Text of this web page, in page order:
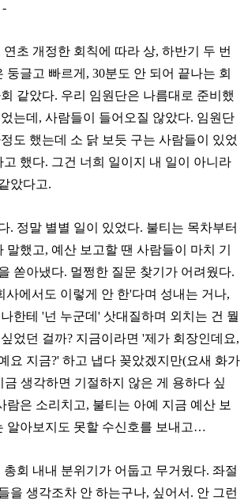
-
초 개정한 회칙에 따라 상, 하반기 두 번
글고 빠르게, 30분도 안 되어 끝나는 회
같았다. 우리 임원단은 나름대로 준비했
는데, 사람들이 들어오질 않았다. 임원단
도 했는데 소 닭 보듯 구는 사람들이 있었
했다. 그건 너희 일이지 내 일이 아니라
았다고.
. 정말 별별 일이 있었다. 불티는 목차부터
했고, 예산 보고할 땐 사람들이 마치 기
쏟아냈다. 멀쩡한 질문 찾기가 어려웠다.
에서도 이렇게 안 한'다며 성내는 거나,
한테 '넌 누군데' 삿대질하며 외치는 건 뭘
었던 걸까? 지금이라면 '제가 회장인데요,
요 지금?' 하고 냅다 꽂았겠지만(요새 화가
생각하면 기절하지 않은 게 용하다 싶
은 소리치고, 불티는 아예 지금 예산 보
알아보지도 못할 수신호를 보내고…
회 내내 분위기가 어둡고 무거웠다. 좌절
을 생각조차 안 하는구나, 싶어서. 안 그런